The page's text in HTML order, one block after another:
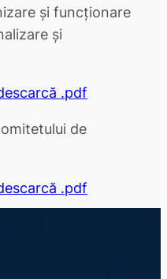
și funcționare
și
.pdf
de
.pdf